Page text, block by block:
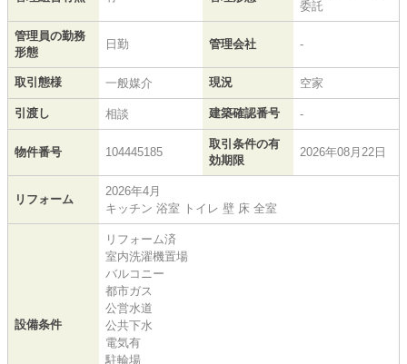
委託
管理員の勤務
形態
日勤 管理会社 -
取引態様 一般媒介 現況 空家
引渡し 相談 建築確認番号 -
物件番号 104445185
取引条件の有
効期限
2026年08月22日
リフォーム
2026年4月
キッチン 浴室 トイレ 壁 床 全室
設備条件
リフォーム済
室内洗濯機置場
バルコニー
都市ガス
公営水道
公共下水
電気有
駐輪場